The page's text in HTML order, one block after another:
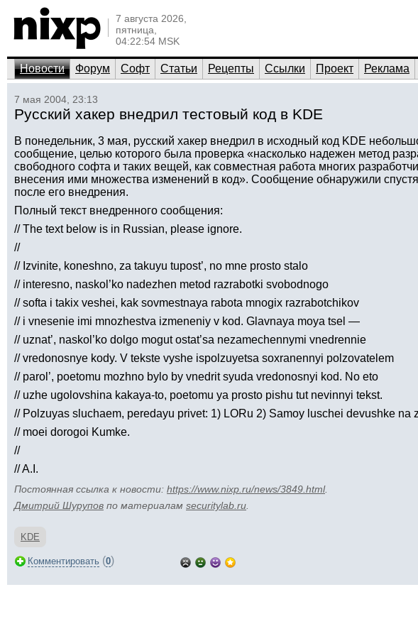
7 августа 2026,
пятница,
04:22:54 MSK
Новости Форум Софт Статьи Рецепты Ссылки Проект Реклама
7 мая 2004, 23:13
Русский хакер внедрил тестовый код в KDE
В понедельник, 3 мая, русский хакер внедрил в исходный код KDE
сообщение, целью которого была проверка «насколько надежен метод
свободного софта и таких вещей, как совместная работа многих
внесения ими множества изменений в код». Сообщение обнаружили
после его внедрения.
Полный текст внедренного сообщения:
// The text below is in Russian, please ignore.
//
// Izvinite, koneshno, za takuyu tupost’, no mne prosto stalo
// interesno, naskol’ko nadezhen metod razrabotki svobodnogo
// softa i takix veshei, kak sovmestnaya rabota mnogix razrabotchikov
// i vnesenie imi mnozhestva izmeneniy v kod. Glavnaya moya tsel —
// uznat’, naskol’ko dolgo mogut ostat’sa nezamechennymi vnedrennie
// vredonosnye kody. V tekste vyshe ispolzuyetsa soxranennyi polzovatelem
// parol’, poetomu mozhno bylo by vnedrit syuda vredonosnyi kod. No eto
// uzhe ugolovshina kakaya-to, poetomu ya prosto pishu tut nevinnyi tekst.
// Polzuyas sluchaem, peredayu privet: 1) LORu 2) Samoy luschei devushke
// moei dorogoi Kumke.
//
// A.I.
Постоянная ссылка к новости: https://www.nixp.ru/news/3849.html.
Дмитрий Шурупов по материалам securitylab.ru
KDE
Комментировать (0)